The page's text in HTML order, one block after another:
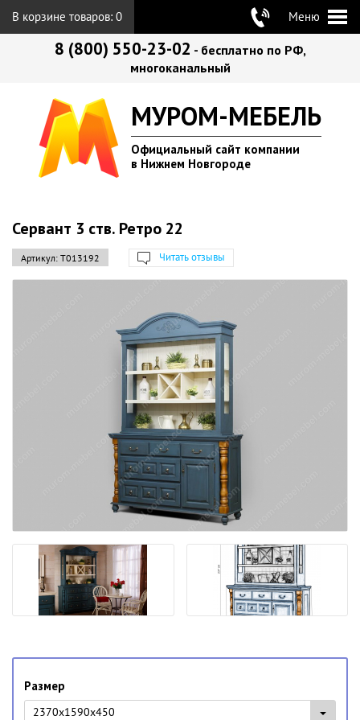
В корзине товаров: 0 Меню
8 (800) 550-23-02 - бесплатно по РФ,
многоканальный
МУРОМ-МЕБЕЛЬ
Официальный сайт компании
в Нижнем Новгороде
Сервант 3 ств. Ретро 22
Артикул: Т013192 Читать отзывы
Размер
2370x1590x450